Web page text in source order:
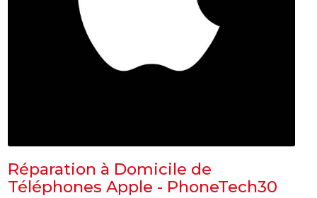
Réparation à Domicile de
Téléphones Apple - PhoneTech30